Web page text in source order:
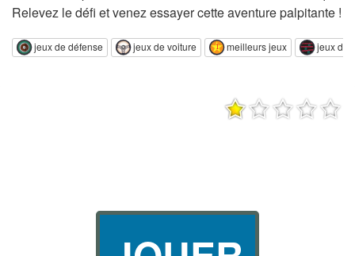
Relevez le défi et venez essayer cette aventure palpitante !
jeux de défense jeux de voiture meilleurs jeux jeux